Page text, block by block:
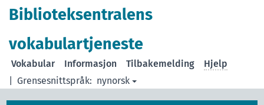
Biblioteksentralens
vokabulartjeneste
Grensesnittspråk: nynorsk
Vokabular Informasjon Tilbakemelding Hjelp